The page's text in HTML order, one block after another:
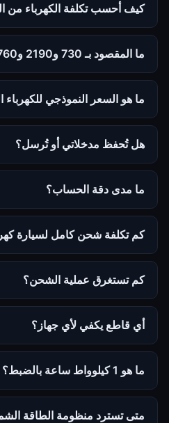
كيف أحسب تكلفة الكهرباء من
ما المقصود بـ 730 و2190 و8760 ساعة؟
ما هو السعر النموذجي للكهرباء
هل تُحفظ مدخلاتي أو تُرسل؟
ما مدى دقة الحساب؟
كم تكلفة شحن كامل لسيارة
كم تستغرق عملية الشحن؟
أي قاطع يكفي لأي جهاز؟
ما هو 1 كيلوواط ساعة بالضبط؟
متى تسترد منظومة الطاقة